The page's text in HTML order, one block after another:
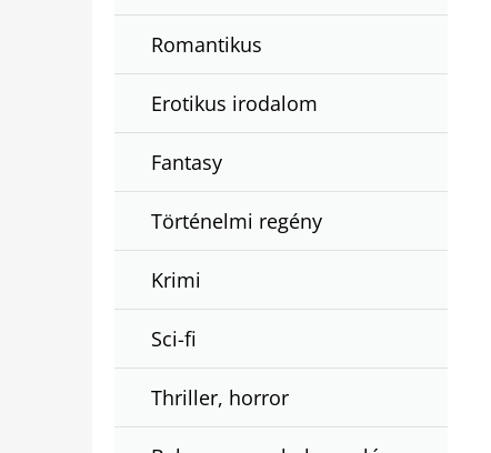
Romantikus
Erotikus irodalom
Fantasy
Történelmi regény
Krimi
Sci-fi
Thriller, horror